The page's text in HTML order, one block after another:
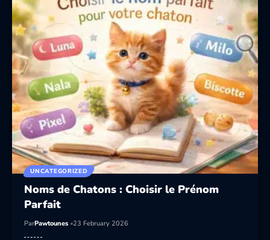
UNCATEGORIZED
Noms de Chatons : Choisir le Prénom
Parfait
ParPawtounes 23 February 2026